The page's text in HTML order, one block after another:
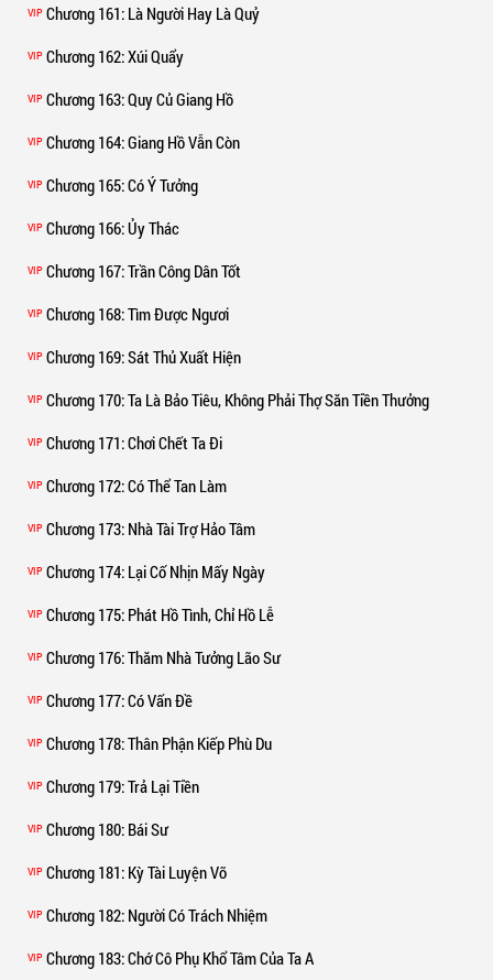
VIP Chương 161: Là Người Hay Là Quỷ
VIP Chương 162: Xúi Quẩy
VIP Chương 163: Quy Củ Giang Hồ
VIP Chương 164: Giang Hồ Vẫn Còn
VIP Chương 165: Có Ý Tưởng
VIP Chương 166: Ủy Thác
VIP Chương 167: Trần Công Dân Tốt
VIP Chương 168: Tìm Được Ngươi
VIP Chương 169: Sát Thủ Xuất Hiện
VIP Chương 170: Ta Là Bảo Tiêu, Không Phải Thợ Săn Tiền Thưởng
VIP Chương 171: Chơi Chết Ta Đi
VIP Chương 172: Có Thể Tan Làm
VIP Chương 173: Nhà Tài Trợ Hảo Tâm
VIP Chương 174: Lại Cố Nhịn Mấy Ngày
VIP Chương 175: Phát Hồ Tình, Chỉ Hồ Lễ
VIP Chương 176: Thăm Nhà Tưởng Lão Sư
VIP Chương 177: Có Vấn Đề
VIP Chương 178: Thân Phận Kiếp Phù Du
VIP Chương 179: Trả Lại Tiền
VIP Chương 180: Bái Sư
VIP Chương 181: Kỳ Tài Luyện Võ
VIP Chương 182: Người Có Trách Nhiệm
VIP Chương 183: Chớ Cô Phụ Khổ Tâm Của Ta A